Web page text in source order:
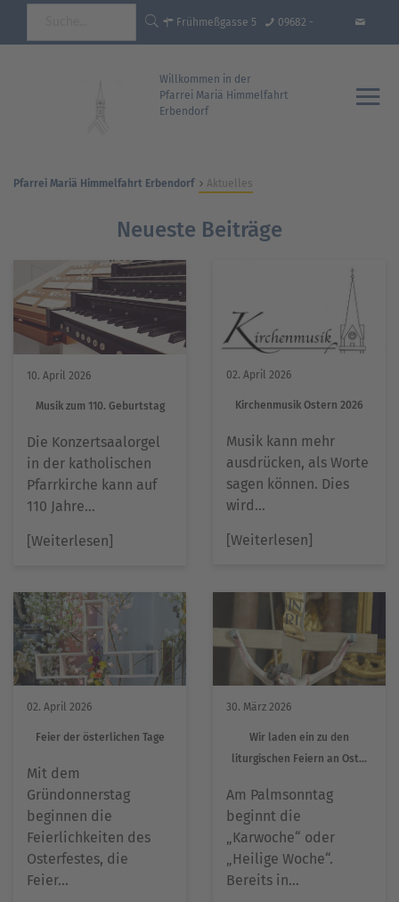
Frühmeßgasse 5 09682 -
Willkommen in der
Pfarrei Mariä Himmelfahrt
Erbendorf
Pfarrei Mariä Himmelfahrt Erbendorf Aktuelles
Neueste Beiträge
10. April 2026
Musik zum 110. Geburtstag
Die Konzertsaalorgel
in der katholischen
Pfarrkirche kann auf
110 Jahre…
[Weiterlesen]
02. April 2026
Kirchenmusik Ostern 2026
Musik kann mehr
ausdrücken, als Worte
sagen können. Dies
wird…
[Weiterlesen]
02. April 2026
Feier der österlichen Tage
Mit dem
Gründonnerstag
beginnen die
Feierlichkeiten des
Osterfestes, die
Feier…
30. März 2026
Wir laden ein zu den
liturgischen Feiern an Ost...
Am Palmsonntag
beginnt die
„Karwoche“ oder
„Heilige Woche“.
Bereits in…